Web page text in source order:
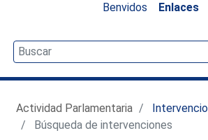
Benvidos
Enlaces
Actividad Parlamentaria
Búsqueda de intervenciones